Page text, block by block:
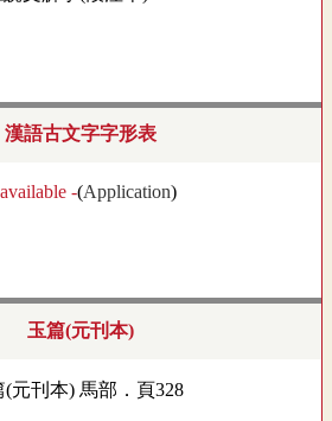
漢語古文字字形表
-(Application)
玉篇(元刊本)